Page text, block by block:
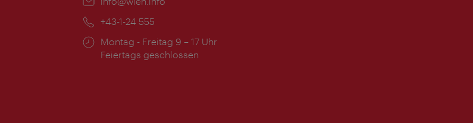
Telefon:
+43-1-24 555
Öffnungszeiten:
Montag - Freitag 9 – 17 Uhr
Feiertags geschlossen